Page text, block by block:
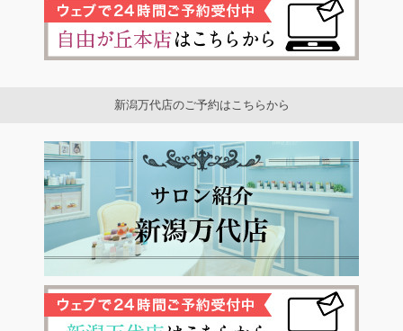
新潟万代店のご予約はこちらから